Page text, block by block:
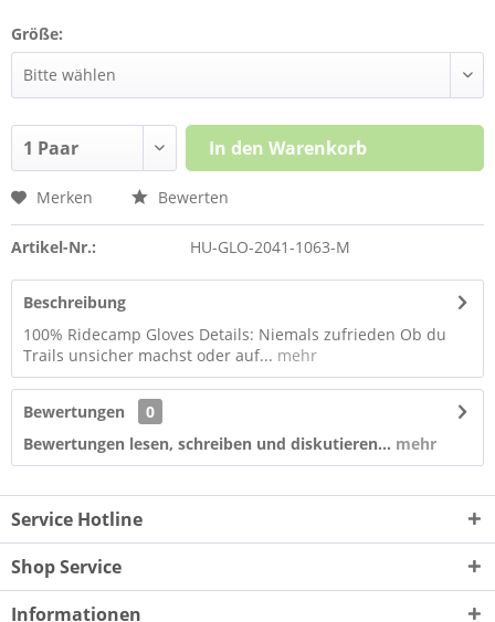
Größe:
In den Warenkorb
Merken Bewerten
Artikel-Nr.: HU-GLO-2041-1063-M
Beschreibung
100% Ridecamp Gloves Details: Niemals zufrieden Ob du
Trails unsicher machst oder auf... mehr
Bewertungen
0
Bewertungen lesen, schreiben und diskutieren... mehr
Service Hotline
Shop Service
Informationen